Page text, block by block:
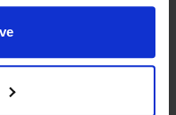
10,50 €